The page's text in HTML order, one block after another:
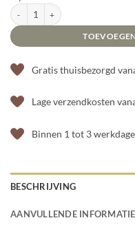
Uitstekers zeedieren aantal
Gratis thuisbezorgd
Lage verzendkosten
Binnen 1 tot 3
BESCHRIJVING
AANVULLENDE INFORMATIE